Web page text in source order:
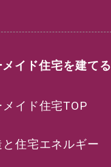
イド住宅を建てる
イド住宅TOP
住宅エネルギー